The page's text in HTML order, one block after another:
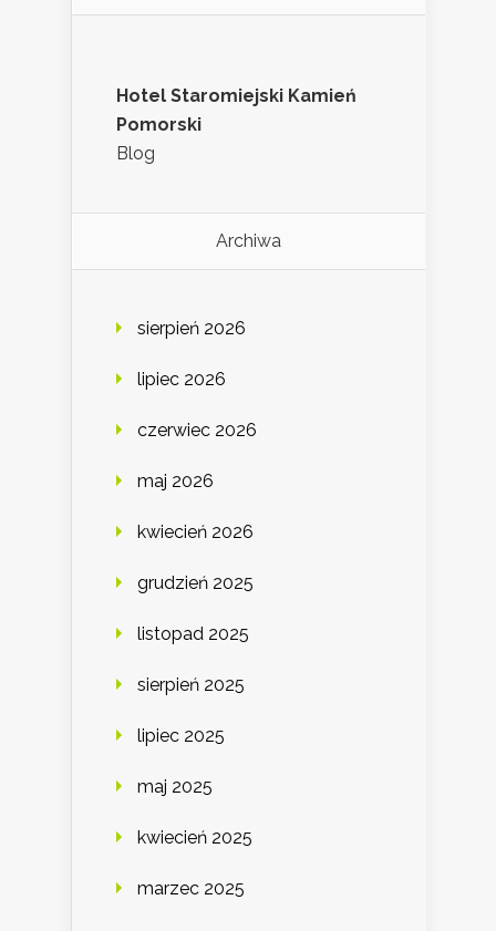
Hotel Staromiejski Kamień
Pomorski
Blog
Archiwa
sierpień 2026
lipiec 2026
czerwiec 2026
maj 2026
kwiecień 2026
grudzień 2025
listopad 2025
sierpień 2025
lipiec 2025
maj 2025
kwiecień 2025
marzec 2025